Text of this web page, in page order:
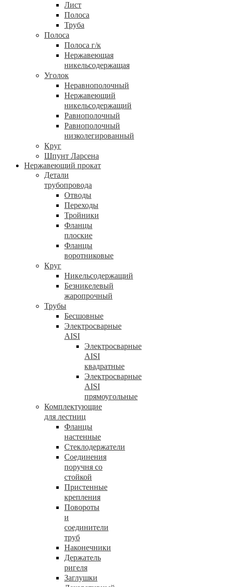
Лист
Полоса
Труба
Полоса
Полоса г/к
Нержавеющая
никельсодержащая
Уголок
Неравнополочный
Нержавеющий
никельсодержащий
Равнополочный
Равнополочный
низколегированный
Круг
Шпунт Ларсена
Нержавеющий прокат
Детали
трубопровода
Отводы
Переходы
Тройники
Фланцы
плоские
Фланцы
воротниковые
Круг
Никельсодержащий
Безникелевый
жаропрочный
Трубы
Бесшовные
Электросварные
AISI
Электросварные
AISI
квадратные
Электросварные
AISI
прямоугольные
Комплектующие
для лестниц
Фланцы
настенные
Стеклодержатели
Соединения
поручня со
стойкой
Пристенные
крепления
Повороты
и
соединители
труб
Наконечники
Держатель
ригеля
Заглушки